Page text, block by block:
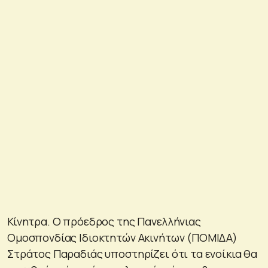
Κίνητρα. Ο πρόεδρος της Πανελλήνιας
Ομοσπονδίας Ιδιοκτητών Ακινήτων (ΠΟΜΙΔΑ)
Στράτος Παραδιάς υποστηρίζει ότι τα ενοίκια θα